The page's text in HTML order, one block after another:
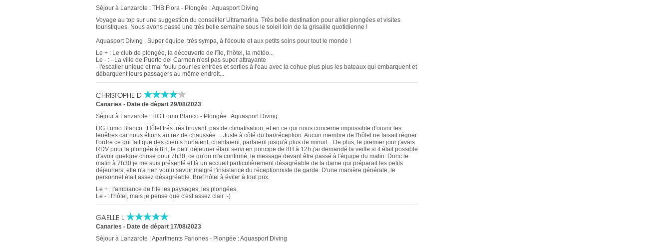
Séjour à Lanzarote : THB Flora - Plongée : Aquasport Diving
Voyage au top sur une suggestion du conseiller Ultramarina. Très belle destination pour allier plongées et visites
touristiques. Nous avons passé une très belle semaine sous le soleil loin de la grisaille quotidienne !
Aquasport Diving : Super équipe, très sympa, à l'écoute et aux petits soins pour tout le monde !
Le + : Le club de plongée, la découverte de l'île, l'hôtel, la météo...
Le - : - La ville de Puerto del Carmen n'est pas super attrayante
- l'escalier unique et mal foutu pour les entrées et sorties à l'eau avec la cohue plus plus les bateaux qui embarquent et
débarquent leurs passagers au même endroit...
CHRISTOPHE D
Canaries - Date de départ 29/08/2023
Séjour à Lanzarote : HG Lomo Blanco - Plongée : Aquasport Diving
HG Lomo Blanco : Hôtel trés trés bruyant, pas de climatisation, et en ce qui nous concerne impossible d'ouvrir les
fenêtres car nous étions au rez de chaussée ... Juste à côté du bar/réception. Aucun membre de l'hôtel ne faisait régner
l'ordre ce qui fait que des clients hurlaient, chantaient, parlaient jusqu'à plus de minuit .. De plus, le premier jour j'avais
RDV pour la plongée à 8H, le petit déjeuner étant servi en principe de 8H à 12h j'ai demandé la veille si il était possible
d'avoir quelque chose pour 7h30, ce qu'on m'a confirmé, le message devant être passé à l'équipe du matin. Donc le
matin à 7h30 je me suis présenté et là un accueil particulièrement désagréable de la dame qui préparait les petits
déjeuners, elle n'a rien voulu savoir malgré l'insistance du réceptionniste de garde. D'une manière générale, le
personnel était assez désagréable. Bref hôtel à éviter à tout prix.
Le + : l'ambiance de l'ile les paysages, les plongées.
Le - : l'hôtel, mais je pense que c'est assez clair :-)
GAELLE L
Canaries - Date de départ 17/08/2023
Séjour à Lanzarote : Apartments Fariones - Plongée : Aquasport Diving